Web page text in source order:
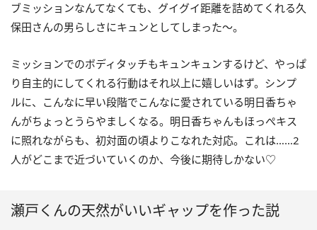
ブミッションなんてなくても、グイグイ距離を詰めてくれる久
保田さんの男らしさにキュンとしてしまった〜。
ミッションでのボディタッチもキュンキュンするけど、やっぱ
り自主的にしてくれる行動はそれ以上に嬉しいはず。シンプ
ルに、こんなに早い段階でこんなに愛されている明日香ちゃ
んがちょっとうらやましくなる。明日香ちゃんもほっぺキス
に照れながらも、初対面の頃よりこなれた対応。これは……2
人がどこまで近づいていくのか、今後に期待しかない♡
瀬戸くんの天然がいいギャップを作った説